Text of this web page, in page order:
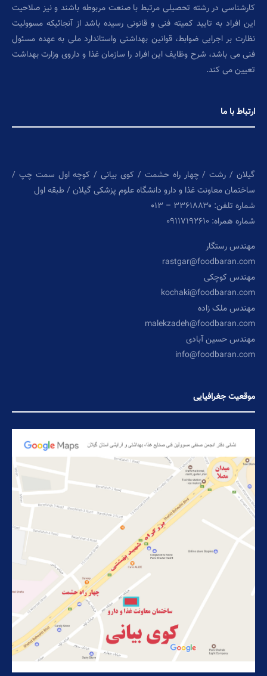
کارشناسی در رشته تحصیلی مرتبط با صنعت مربوطه باشند و نیز صلاحیت
این افراد به تایید کمیته فنی و قانونی رسیده باشد از آنجائیکه مسوولیت
نظارت بر اجرایی ضوابط، قوانین بهداشتی واستاندارد ملی به عهده مسئول
فنی می باشد، شرح وظایف این افراد را سازمان غذا و داروی وزارت بهداشت
تعیین می کند.
ارتباط با ما
گیلان / رشت / چهار راه حشمت / کوی بیانی / کوچه اول سمت چپ /
ساختمان معاونت غذا و دارو دانشگاه علوم پزشکی گیلان / طبقه اول
شماره تلفن: ۳۳۶۱۸۸۳۰ – ۰۱۳
شماره همراه: ۰۹۱۱۷۱۹۲۶۱۰
مهندس رستگار
rastgar@foodbaran.com
مهندس کوچکی
kochaki@foodbaran.com
مهندس ملک زاده
malekzadeh@foodbaran.com
مهندس حسین آبادی
info@foodbaran.com
موقعیت جغرافیایی